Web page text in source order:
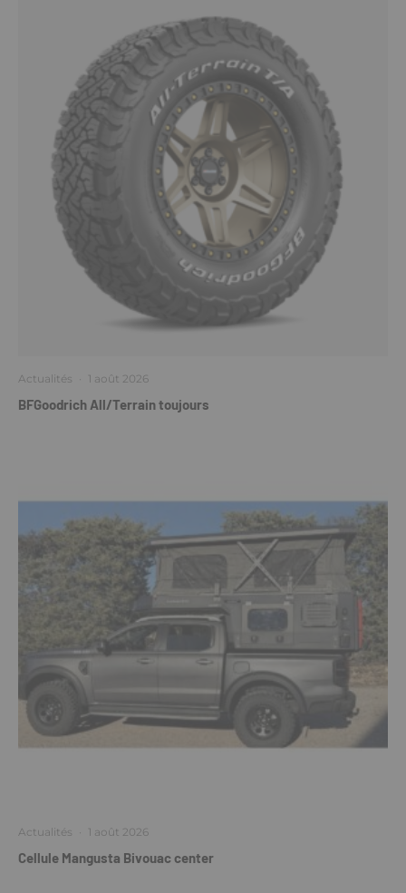
Actualités · 1 août 2026
BFGoodrich All/Terrain toujours
Actualités · 1 août 2026
Cellule Mangusta Bivouac center